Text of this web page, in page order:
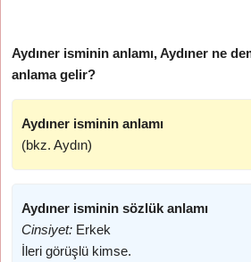
Aydıner isminin anlamı, Aydıner ne
anlama gelir?
Aydıner isminin anlamı
(bkz. Aydın)
Aydıner isminin sözlük anlamı
Cinsiyet: Erkek
İleri görüşlü kimse.